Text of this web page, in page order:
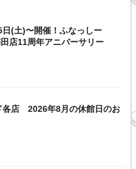
(土)〜開催！ふなっしー
店11周年アニバーサリー
各店 2026年8月の休館日のお